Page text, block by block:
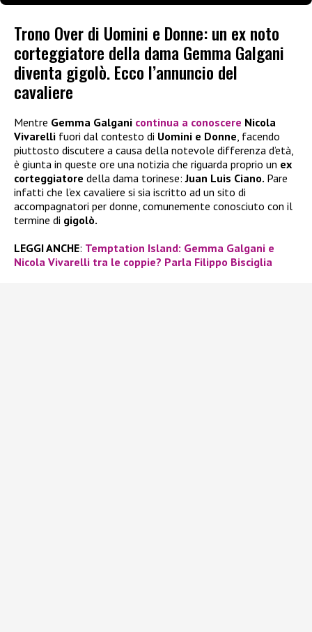
Trono Over di Uomini e Donne: un ex noto
corteggiatore della dama Gemma Galgani
diventa gigolò. Ecco l’annuncio del
cavaliere
Mentre Gemma Galgani continua a conoscere Nicola
Vivarelli fuori dal contesto di Uomini e Donne, facendo
piuttosto discutere a causa della notevole differenza d’età,
è giunta in queste ore una notizia che riguarda proprio un ex
corteggiatore della dama torinese:Juan Luis Ciano. Pare
infatti che l’ex cavaliere si sia iscritto ad un sito di
accompagnatori per donne, comunemente conosciuto con il
termine di gigolò.
LEGGI ANCHE: Temptation Island: Gemma Galgani e
Nicola Vivarelli tra le coppie? Parla Filippo Bisciglia